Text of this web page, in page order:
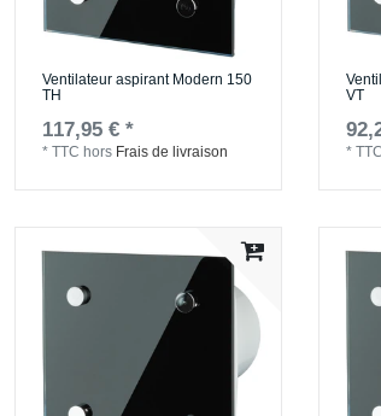
Ventilateur aspirant Modern 150
TH
117,95 € *
*TTC hors Frais de livraison
VT
*TTC